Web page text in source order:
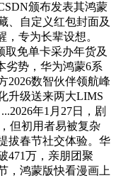
颁布发表其鸿蒙
、自定义红包封面及
专为长辈设想。
取免单卡采办年货及
劣势，华为鸿蒙6系
2026数智伙伴领航峰
升级送来两大LIMS
年1月27日，剧
但初用者易被复杂
拔春节社交体验。华
471万，亲朋团聚
，鸿蒙版快看漫画上